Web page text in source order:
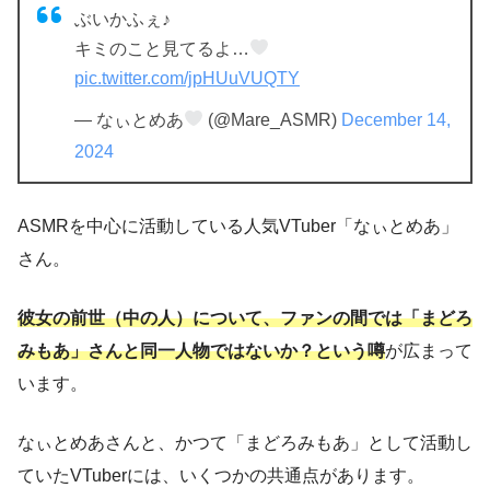
ぶいかふぇ♪
キミのこと見てるよ…
pic.twitter.com/jpHUuVUQTY
— なぃとめあ (@Mare_ASMR) December 14,
2024
ASMRを中心に活動している人気VTuber「なぃとめあ」
さん。
彼女の前世（中の人）について、ファンの間では「まどろ
みもあ」さんと同一人物ではないか？という噂が広まって
います。
なぃとめあさんと、かつて「まどろみもあ」として活動し
ていたVTuberには、いくつかの共通点があります。